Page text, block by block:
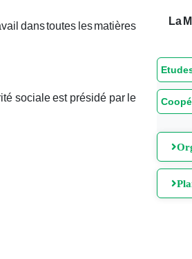
dans toutes les matières
sociale est présidé par le
La